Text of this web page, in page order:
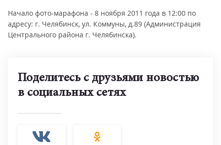
Начало фото-марафона - 8 ноября 2011 года в 12:00 по
адресу: г. Челябинск, ул. Коммуны, д.89 (Администрация
Центрального района г. Челябинска).
Поделитесь с друзьями новостью
в социальных сетях